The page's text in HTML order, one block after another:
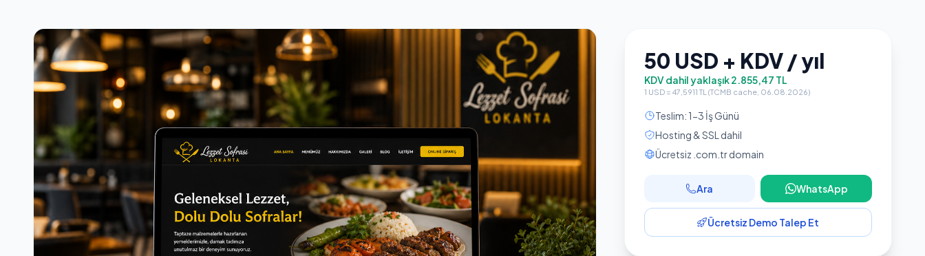
50 USD + KDV / yıl
KDV dahil yaklaşık 2.855,47 TL
1 USD = 47,5911 TL (TCMB cache, 06.08.2026)
Teslim: 1-3 İş Günü
Hosting & SSL dahil
Ücretsiz .com.tr domain
Ara WhatsApp
Ücretsiz Demo Talep Et